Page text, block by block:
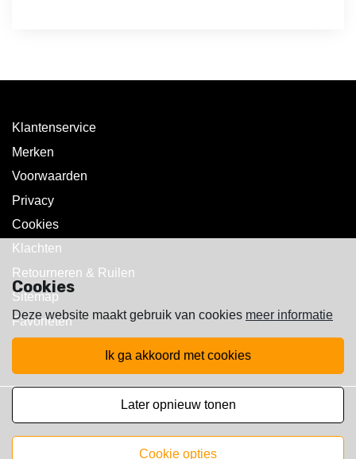
Klantenservice
Merken
Voorwaarden
Privacy
Cookies
Klachten
Retourneren & Ruilen
Sitemap
Favorieten
Copyright © 2025 Walst Rc's
Cookies
Deze website maakt gebruik van cookies meer informatie
ik ga akkoord met cookies
later opnieuw tonen
cookie opties